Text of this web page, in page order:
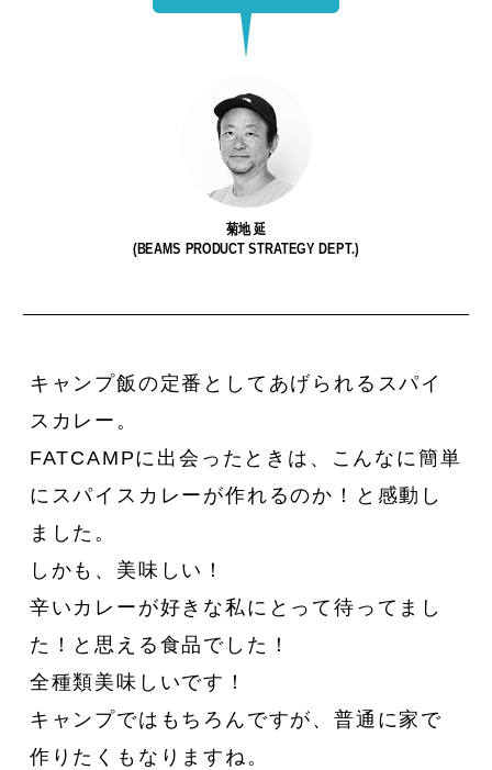
菊地 延
(BEAMS PRODUCT STRATEGY DEPT.)
キャンプ飯の定番としてあげられるスパイ
スカレー。
FATCAMPに出会ったときは、こんなに簡単
にスパイスカレーが作れるのか！と感動し
ました。
しかも、美味しい！
辛いカレーが好きな私にとって待ってまし
た！と思える食品でした！
全種類美味しいです！
キャンプではもちろんですが、普通に家で
作りたくもなりますね。
PICK UP
〈Salomon〉の『XT-6』が、い
をこう使う！